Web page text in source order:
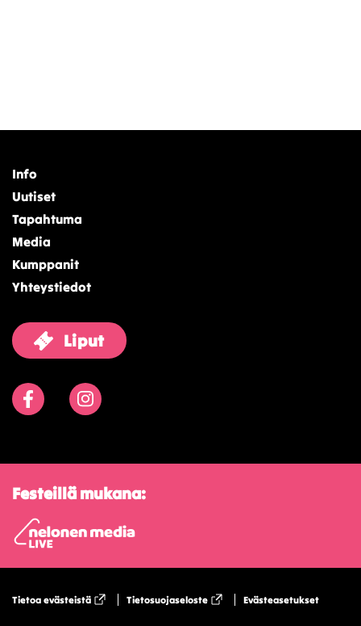
Info
Uutiset
Tapahtuma
Media
Kumppanit
Yhteystiedot
Liput
FacebookInstagram
Festeillä mukana:
Tietoa evästeistä Tietosuojaseloste Evästeasetukset